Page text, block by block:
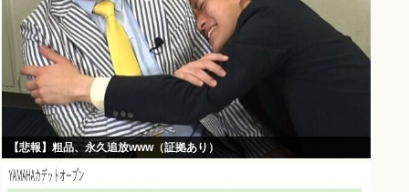
【悲報】粗品、永久追放www（証拠あり）